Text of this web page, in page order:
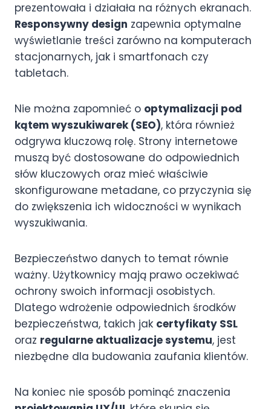
prezentowała i działała na różnych ekranach.
Responsywny design zapewnia optymalne
wyświetlanie treści zarówno na komputerach
stacjonarnych, jak i smartfonach czy
tabletach.
Nie można zapomnieć o optymalizacji pod
kątem wyszukiwarek (SEO), która również
odgrywa kluczową rolę. Strony internetowe
muszą być dostosowane do odpowiednich
słów kluczowych oraz mieć właściwie
skonfigurowane metadane, co przyczynia się
do zwiększenia ich widoczności w wynikach
wyszukiwania.
Bezpieczeństwo danych to temat równie
ważny. Użytkownicy mają prawo oczekiwać
ochrony swoich informacji osobistych.
Dlatego wdrożenie odpowiednich środków
bezpieczeństwa, takich jak certyfikaty SSL
oraz regularne aktualizacje systemu, jest
niezbędne dla budowania zaufania klientów.
Na koniec nie sposób pominąć znaczenia